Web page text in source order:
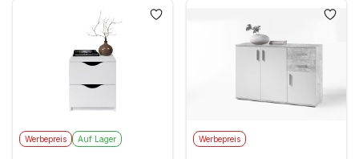
Werbepreis Auf Lager Werbepreis